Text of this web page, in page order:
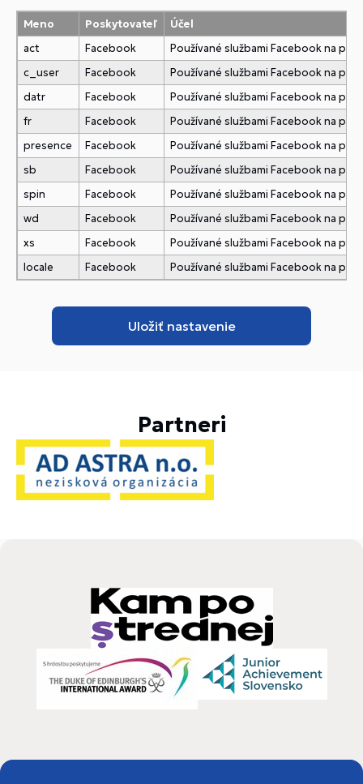
Meno Poskytovateľ
Účel
act
Facebook
Používané službami Facebook na
c_user
Facebook
Používané službami Facebook na
datr
Facebook
Používané službami Facebook na
fr
Facebook
Používané službami Facebook na
presence
Facebook
Používané službami Facebook na
sb
Facebook
Používané službami Facebook na
spin
Facebook
Používané službami Facebook na
wd
Facebook
Používané službami Facebook na
xs
Facebook
Používané službami Facebook na
locale
Facebook Používané službami Facebook na
Partneri